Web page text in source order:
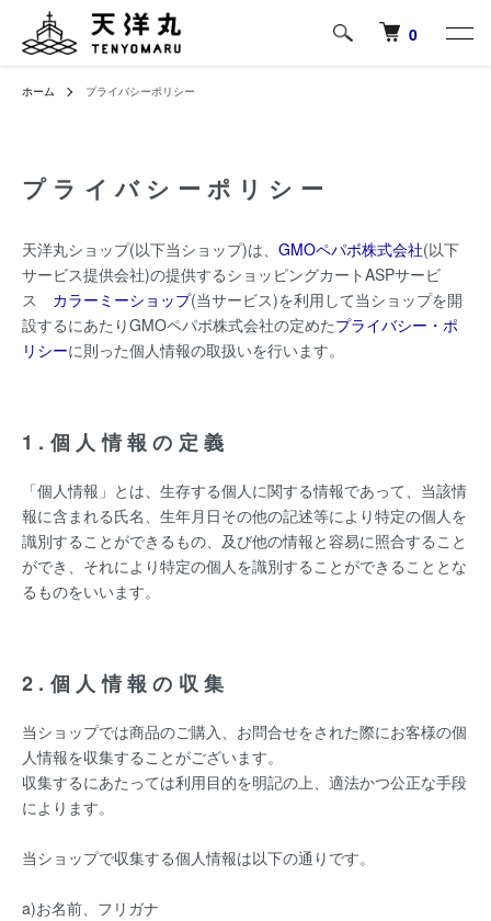
0
ホーム プライバシーポリシー
プライバシーポリシー
天洋丸ショップ(以下当ショップ)は、 GMOペパボ株式会社(以下
サービス提供会社)の提供するショッピングカートASPサービ
ス カラーミーショップ(当サービス)を利用して当ショップを開
設するにあたりGMOペパボ株式会社の定めたプライバシー・ポ
リシーに則った個人情報の取扱いを行います。
1.個人情報の定義
「個人情報」とは、生存する個人に関する情報であって、当該情
報に含まれる氏名、生年月日その他の記述等により特定の個人を
識別することができるもの、及び他の情報と容易に照合すること
ができ、それにより特定の個人を識別することができることとな
るものをいいます。
2.個人情報の収集
当ショップでは商品のご購入、お問合せをされた際にお客様の個
人情報を収集することがございます。
収集するにあたっては利用目的を明記の上、適法かつ公正な手段
によります。
当ショップで収集する個人情報は以下の通りです。
a)お名前、フリガナ